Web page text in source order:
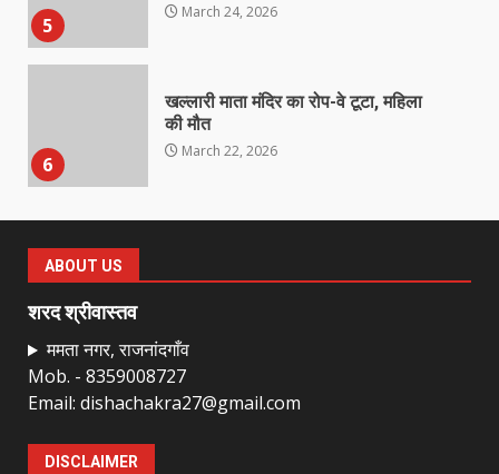
5
March 24, 2026
6
खल्लारी माता मंदिर का रोप-वे टूटा, महिला
की मौत
March 22, 2026
7
1
नाबालिक के प्रसव मामले में फरार आरोपी के
संबंध में इनाम की उद्घोषना
ABOUT US
शरद श्रीवास्तव
ममता नगर, राजनांदगाँव
Mob. - 8359008727
Email: dishachakra27@gmail.com
DISCLAIMER